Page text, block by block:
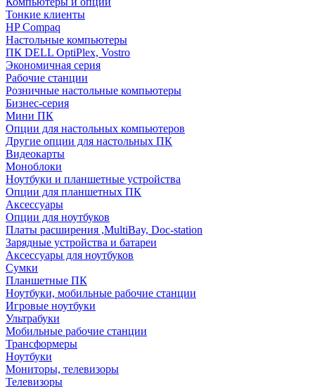
Тонкие клиенты
HP Compaq
Настольные компьютеры
ПК DELL OptiPlex, Vostro
Экономичная серия
Рабочие станции
Розничные настольные компьютеры
Бизнес-серия
Мини ПК
Опции для настольных компьютеров
Другие опции для настольных ПК
Видеокарты
Моноблоки
Ноутбуки и планшетные устройства
Опции для планшетных ПК
Аксессуары
Опции для ноутбуков
Платы расширения ,MultiBay, Doc-station
Зарядные устройства и батареи
Аксессуары для ноутбуков
Сумки
Планшетные ПК
Ноутбуки, мобильные рабочие станции
Игровые ноутбуки
Ультрабуки
Мобильные рабочие станции
Трансформеры
Ноутбуки
Мониторы, телевизоры
Телевизоры